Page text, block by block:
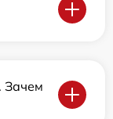
Зачем